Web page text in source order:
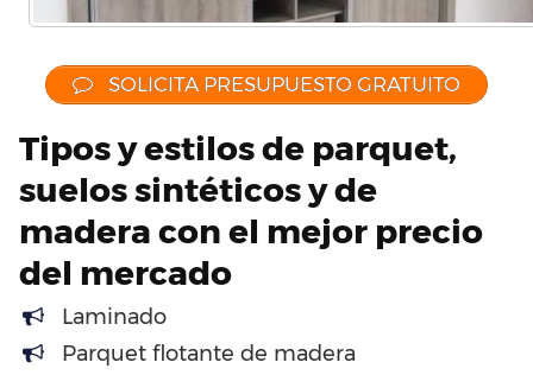
SOLICITA PRESUPUESTO GRATUITO
Tipos y estilos de parquet,
suelos sintéticos y de
madera con el mejor precio
del mercado
Laminado
Parquet flotante de madera